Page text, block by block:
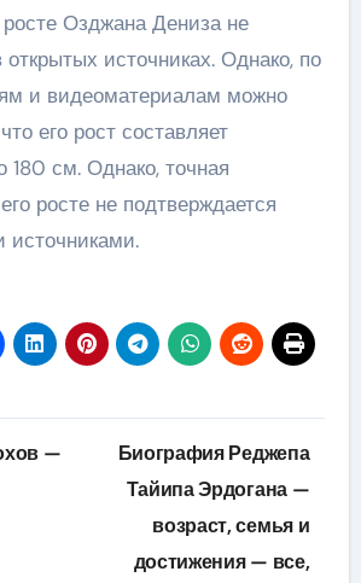
Озджана Дениза не
открытых источниках. Однако, по
и видеоматериалам можно
его рост составляет
180 см. Однако, точная
росте не подтверждается
—
Биография Реджепа
Тайипа Эрдогана —
возраст, семья и
достижения — все,